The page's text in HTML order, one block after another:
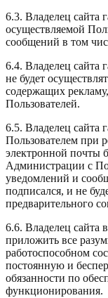
6.3. Владелец сайта
осуществляемой
сообщений в том
6.4. Владелец сайта
не будет
содержащих
Пользователей.
6.5. Владелец сайта
Пользователем при
электронной почты
Администрации с
уведомлений и
подписался, и не
предварительного
6.6. Владелец сайта
приложить все
работоспособном
постоянную и
обязанности по
функционирования.